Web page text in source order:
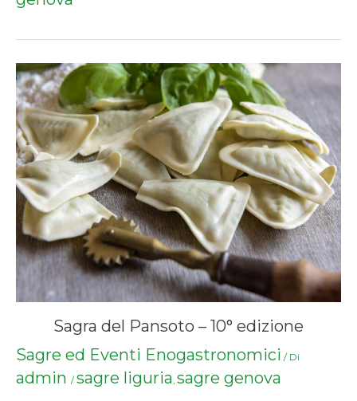
Sagra del Pansoto – 10° edizione
Sagre ed Eventi Enogastronomici / Di
admin /sagre liguria sagre genova